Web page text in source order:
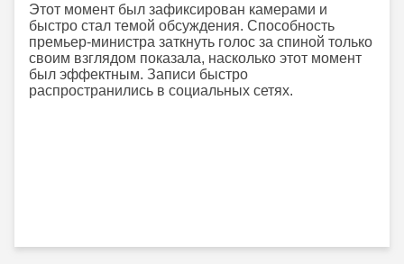
Этот момент был зафиксирован камерами и
быстро стал темой обсуждения. Способность
премьер-министра заткнуть голос за спиной только
своим взглядом показала, насколько этот момент
был эффектным. Записи быстро
распространились в социальных сетях.